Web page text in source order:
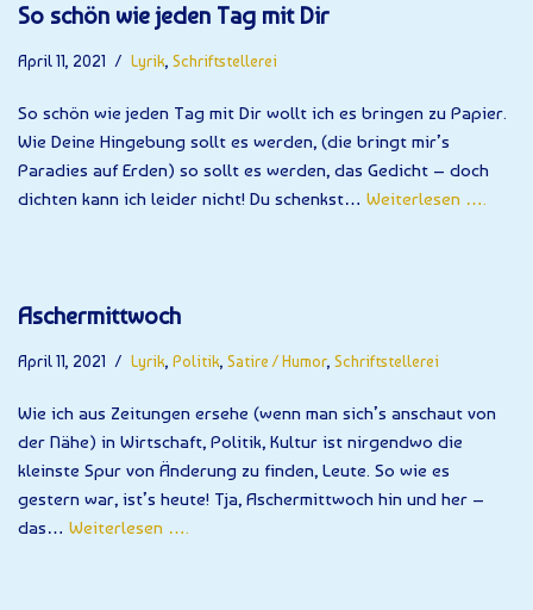
So schön wie jeden Tag mit Dir
April 11, 2021 Lyrik, Schriftstellerei
So schön wie jeden Tag mit Dir wollt ich es bringen zu Papier.
Wie Deine Hingebung sollt es werden, (die bringt mir’s
Paradies auf Erden) so sollt es werden, das Gedicht – doch
dichten kann ich leider nicht! Du schenkst… Weiterlesen ….
Aschermittwoch
April 11, 2021 Lyrik, Politik, Satire / Humor, Schriftstellerei
Wie ich aus Zeitungen ersehe (wenn man sich’s anschaut von
der Nähe) in Wirtschaft, Politik, Kultur ist nirgendwo die
kleinste Spur von Änderung zu finden, Leute. So wie es
gestern war, ist’s heute! Tja, Aschermittwoch hin und her –
das… Weiterlesen ….